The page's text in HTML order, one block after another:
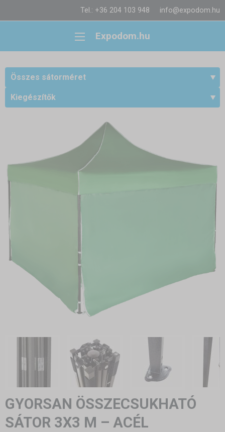
Tel.: +36 204 103 948 info@expodom.hu
Expodom.hu
Összes sátorméret
Kiegészítők
GYORSAN ÖSSZECSUKHATÓ
SÁTOR 3X3 M – ACÉL